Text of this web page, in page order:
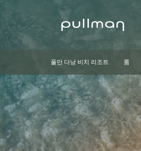
풀만 다낭 비치 리조트 룸